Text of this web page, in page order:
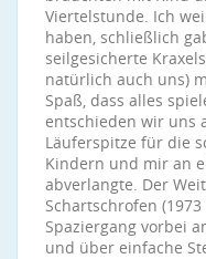
Viertelstunde. Ich
haben, schließlich
seilgesicherte
natürlich auch uns)
Spaß, dass alles
entschieden wir uns
Läuferspitze für die
Kindern und mir an
abverlangte. Der
Schartschrofen
Spaziergang vorbei
und über einfache